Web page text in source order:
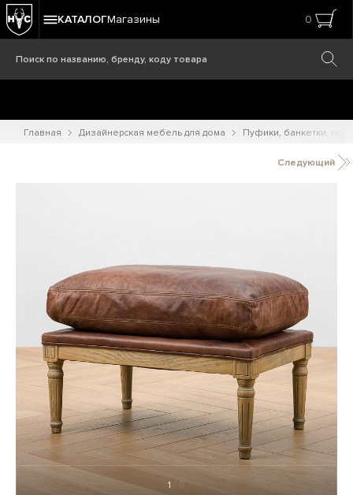
КАТАЛОГМагазины 0
Главная Дизайнерская мебель для дома Пуфики, банкетки,
Следующий
1 / 0